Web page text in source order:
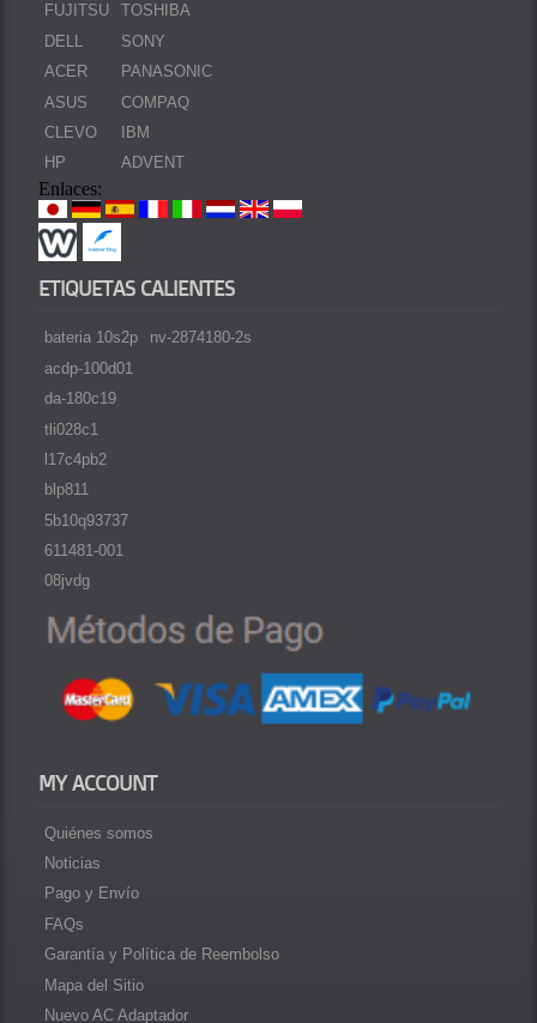
FUJITSU
DELL
ACER
ASUS
CLEVO
HP
TOSHIBA
SONY
PANASONIC
COMPAQ
IBM
ADVENT
Enlaces:
ETIQUETAS CALIENTES
bateria 10s2p
acdp-100d01
da-180c19
tli028c1
l17c4pb2
blp811
5b10q93737
611481-001
08jvdg
nv-2874180-2s
MY ACCOUNT
Quiénes somos
Noticias
Pago y Envío
FAQs
Garantía y Política de Reembolso
Mapa del Sitio
Nuevo AC Adaptador